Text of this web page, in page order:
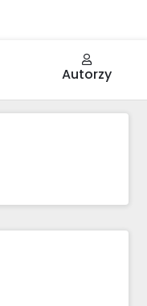
Autorzy